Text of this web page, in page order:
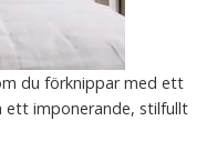
du förknippar med ett
imponerande, stilfullt